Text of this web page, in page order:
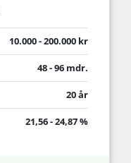
10.000 - 200.000 kr
48 - 96 mdr.
20 år
21,56 - 24,87 %